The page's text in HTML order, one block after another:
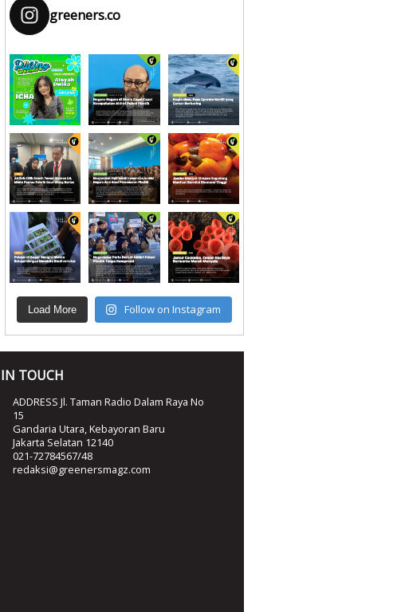
greeners.co
Load More Follow on Instagram
TOUCH
ADDRESS Jl. Taman Radio Dalam Raya No
15
Gandaria Utara, Kebayoran Baru
Jakarta Selatan 12140
021-72784567/48
redaksi@greenersmagz.com